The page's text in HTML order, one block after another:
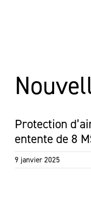
Protection
entente de 8
9 janvier 2025